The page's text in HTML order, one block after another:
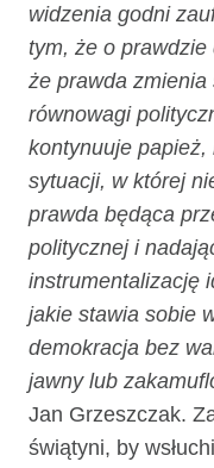
widzenia godni
tym, że o prawdzie
że prawda
równowagi
kontynuuje
sytuacji, w której
prawda będąca
politycznej i
instrumentalizację
jakie stawia sobie
demokracja bez
jawny lub
Jan Grzeszczak.
świątyni, by